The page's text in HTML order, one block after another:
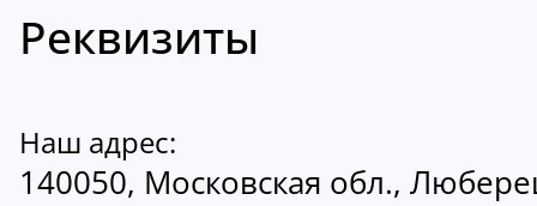
Реквизиты
Наш адрес:
140050, Московская обл.,